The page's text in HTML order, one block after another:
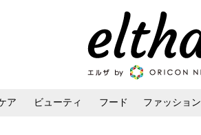
ア ビューティ フード ファッション